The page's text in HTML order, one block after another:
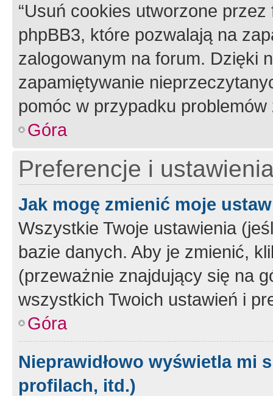
“Usuń cookies utworzone
phpBB3, które pozwalają na
zalogowanym na forum. Dzięki
zapamiętywanie
pomóc w przypadku
Góra
Preferencje i
Jak mogę zmienić moje
Wszystkie Twoje ustawienia
bazie danych. Aby je zmienić,
(przeważnie znajdujący się na
wszystkich Twoich ustawień i
Góra
Nieprawidłowo wyświetla mi
profilach, itd.)